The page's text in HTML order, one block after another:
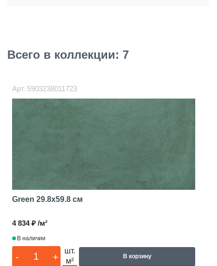
Всего в коллекции: 7
Арт. 5903238011723
Green 29.8x59.8 см
4 834 ₽ /м²
В наличии
- +
шт.
м²
В корзину